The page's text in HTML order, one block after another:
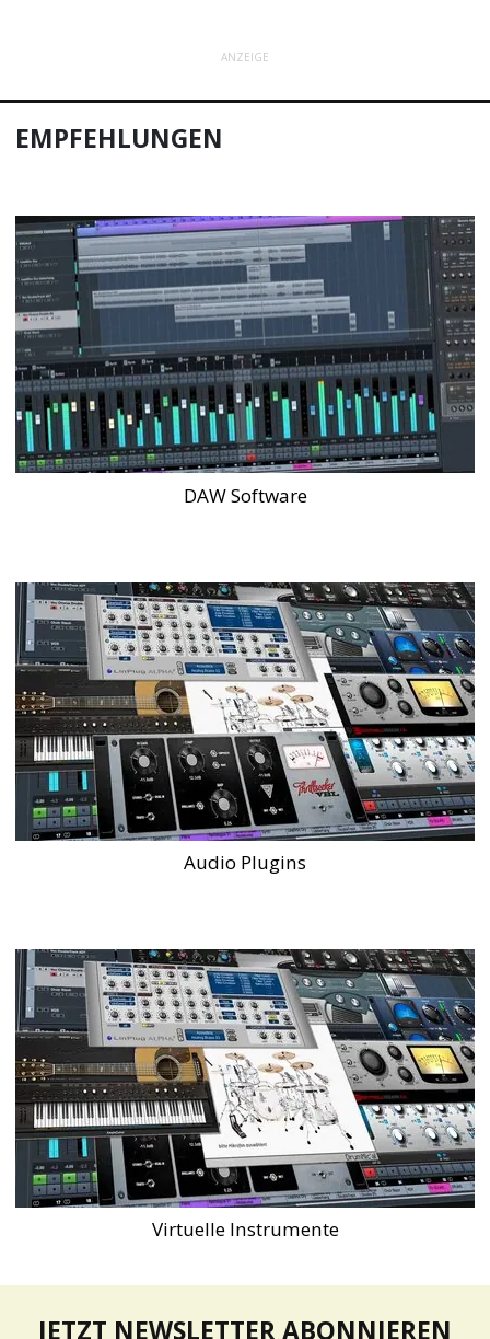
ANZEIGE
EMPFEHLUNGEN
DAW Software
Audio Plugins
Virtuelle Instrumente
JETZT NEWSLETTER ABONNIEREN